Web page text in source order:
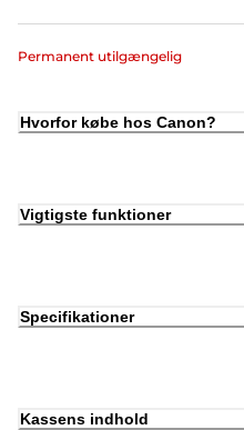
Permanent utilgængelig
Hvorfor købe hos Canon?
Vigtigste funktioner
Specifikationer
Kassens indhold